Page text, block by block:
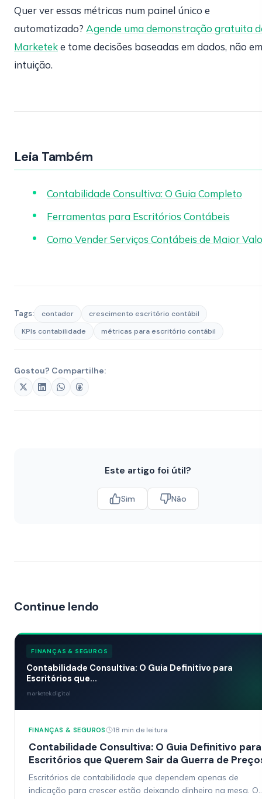
Quer ver essas métricas num painel único e
automatizado? Agende uma demonstração gratuita
Marketeke tome decisões baseadas em dados, não em
intuição.
Leia Também
Contabilidade Consultiva: O Guia Completo
Ferramentas para Escritórios Contábeis
Como Vender Serviços Contábeis de Maior
Tags: contador
crescimento escritório contábil
KPIs contabilidade
métricas para escritório contábil
Gostou? Compartilhe:
Este artigo foi útil?
Sim Não
Continue lendo
FINANÇAS & SEGUROS
Contabilidade Consultiva: O Guia Definitivo para
Escritórios que...
marketek.digital
FINANÇAS & SEGUROS 18 min de leitura
Contabilidade Consultiva: O Guia Definitivo para
Escritórios que Querem Sair da Guerra de
Escritórios de contabilidade que dependem apenas de
indicação para crescer estão deixando dinheiro na mesa. O